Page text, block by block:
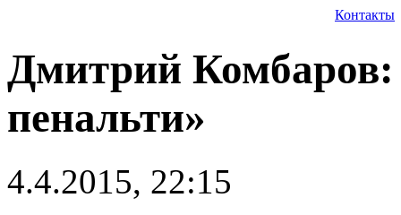
Контакты
Дмитрий
пенальти»
4.4.2015, 22:15